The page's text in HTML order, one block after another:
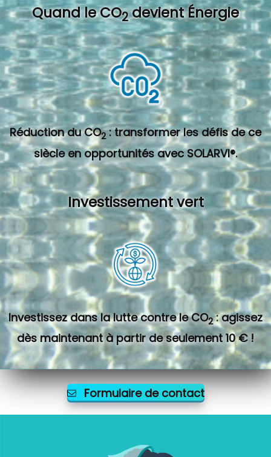
Quand le CO2devient Énergie
Réduction du CO2 : transformer les défis de ce
siècle en opportunités avec SOLARVI®.
Investissement vert
Investissez dans la lutte contre le CO2 : agissez
dès maintenant à partir de seulement 10 € !
Formulaire de contact